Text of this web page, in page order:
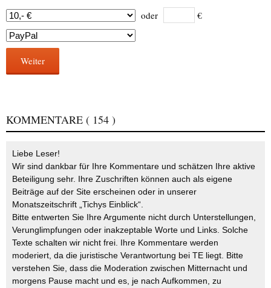
oder
€
Weiter
KOMMENTARE ( 154 )
Liebe Leser!
Wir sind dankbar für Ihre Kommentare und schätzen Ihre aktive
Beteiligung sehr. Ihre Zuschriften können auch als eigene
Beiträge auf der Site erscheinen oder in unserer
Monatszeitschrift „Tichys Einblick“.
Bitte entwerten Sie Ihre Argumente nicht durch Unterstellungen,
Verunglimpfungen oder inakzeptable Worte und Links. Solche
Texte schalten wir nicht frei. Ihre Kommentare werden
moderiert, da die juristische Verantwortung bei TE liegt. Bitte
verstehen Sie, dass die Moderation zwischen Mitternacht und
morgens Pause macht und es, je nach Aufkommen, zu